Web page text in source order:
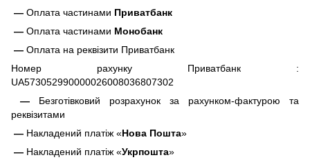
— Оплата частинами Приватбанк
— Оплата частинами Монобанк
— Оплата на реквізити Приватбанк
Номер рахунку Приватбанк :
UA573052990000026008036807302
— Безготівковий розрахунок за рахунком-фактурою та
реквізитами
— Накладений платіж «Нова Пошта»
— Накладений платіж «Укрпошта»